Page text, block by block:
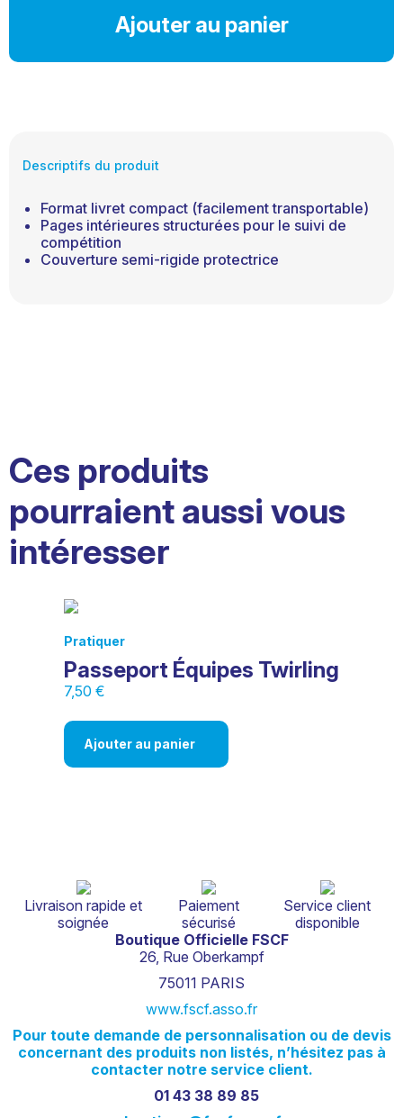
Ajouter au panier
Descriptifs du produit
Format livret compact (facilement transportable)
Pages intérieures structurées pour le suivi de
compétition
Couverture semi-rigide protectrice
Ces produits
pourraient aussi vous
intéresser
Pratiquer
Passeport Équipes Twirling
7,50 €
Ajouter au panier
Livraison rapide et
soignée
Paiement
sécurisé
Service client
disponible
Boutique Officielle FSCF
26, Rue Oberkampf
75011 PARIS
www.fscf.asso.fr
Pour toute demande de personnalisation ou de devis
concernant des produits non listés, n’hésitez pas à
contacter notre service client.
01 43 38 89 85